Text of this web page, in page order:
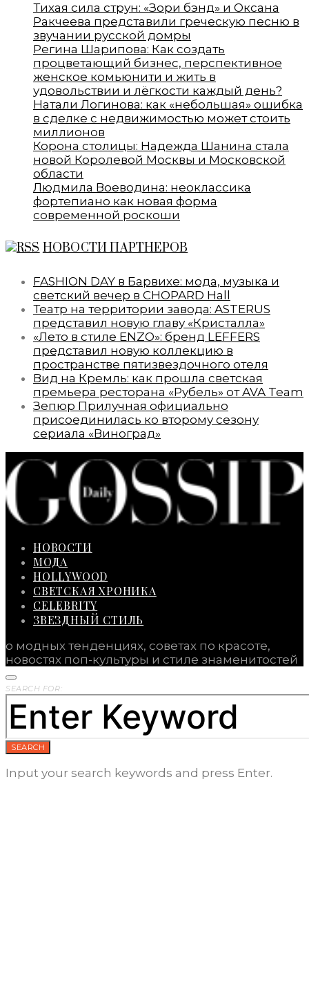
Тихая сила струн: «Зори бэнд» и Оксана
Ракчеева представили греческую песню в
звучании русской домры
Регина Шарипова: Как создать
процветающий бизнес, перспективное
женское комьюнити и жить в
удовольствии и лёгкости каждый день?
Натали Логинова: как «небольшая» ошибка
в сделке с недвижимостью может стоить
миллионов
Корона столицы: Надежда Шанина стала
новой Королевой Москвы и Московской
области
Людмила Воеводина: неоклассика
фортепиано как новая форма
современной роскоши
НОВОСТИ ПАРТНЕРОВ
FASHION DAY в Барвихе: мода, музыка и
светский вечер в CHOPARD Hall
Театр на территории завода: ASTERUS
представил новую главу «Кристалла»
«Лето в стиле ENZO»: бренд LEFFERS
представил новую коллекцию в
пространстве пятизвездочного отеля
Вид на Кремль: как прошла светская
премьера ресторана «Рубель» от AVA Team
Зепюр Прилучная официально
присоединилась ко второму сезону
сериала «Виноград»
НОВОСТИ
МОДА
HOLLYWOOD
СВЕТСКАЯ ХРОНИКА
CELEBRITY
ЗВЕЗДНЫЙ СТИЛЬ
о модных тенденциях, советах по красоте,
новостях поп-культуры и стиле знаменитостей
SEARCH FOR:
SEARCH
Input your search keywords and press Enter.